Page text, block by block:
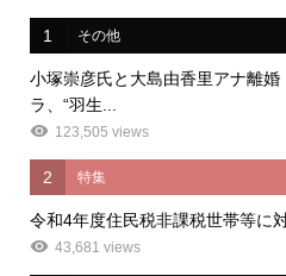
1 その他
小塚崇彦氏と大島由香里アナ離
ラ、“羽生...
123,505 views
2 特集
令和4年度住民税非課税世帯等に
43,681 views